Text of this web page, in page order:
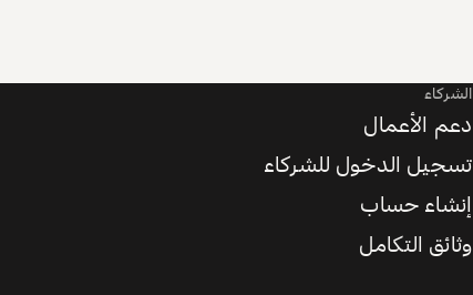
الشركاء
دعم الأعمال
تسجيل الدخول للشركاء
إنشاء حساب
وثائق التكامل